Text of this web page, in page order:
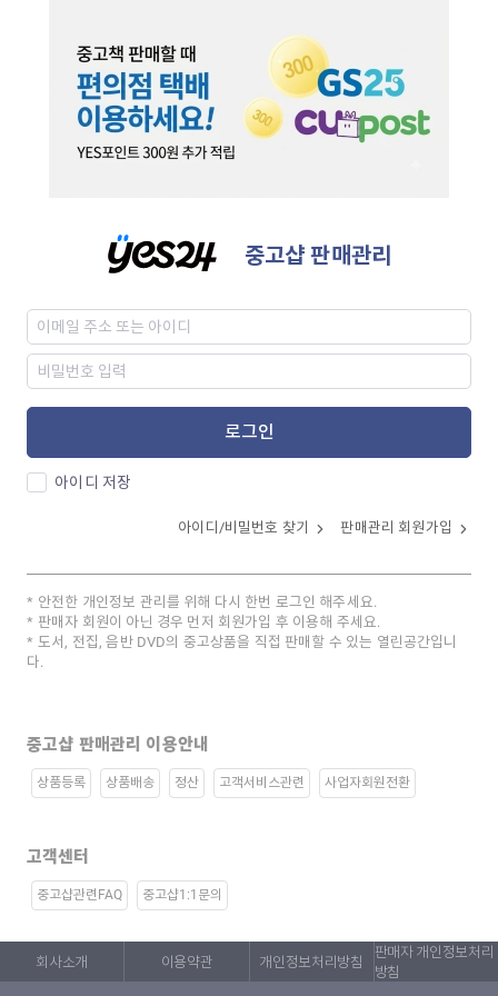
중고샵 판매관리
로그인
아이디 저장
아이디/비밀번호 찾기 판매관리 회원가입
안전한 개인정보 관리를 위해 다시 한번 로그인 해주세요.
판매자 회원이 아닌 경우 먼저 회원가입 후 이용해 주세요.
도서, 전집, 음반 DVD의 중고상품을 직접 판매할 수 있는 열린공간입니
다.
중고샵 판매관리 이용안내
상품등록 상품배송 정산 고객서비스관련 사업자회원전환
고객센터
중고샵관련FAQ 중고샵1:1문의
회사소개 이용약관 개인정보처리방침
판매자 개인정보처리
방침